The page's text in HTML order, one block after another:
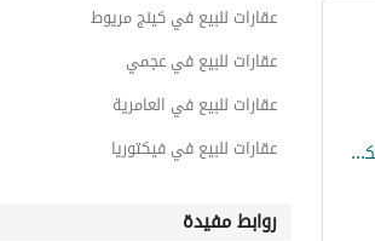
استلام الصيف القادم شالية ايجاره هيدفع اقساطة فرصة سكن او استثمار لقطة تقسيط 8 سنين Finished + ACs للبيع في راس الحكمة سور في سور مع Modon وجون سوديك
عقارات للبيع في كينج مريوط
عقارات للبيع في عجمي
عقارات للبيع في العامرية
عقارات للبيع في فيكتوريا
روابط مفيدة